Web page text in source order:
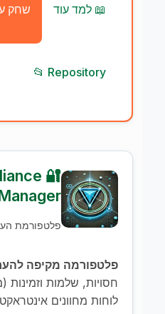
📖 למד עוד 🎮 שחק
📂 Repository
פלטפורמת
פלטפורמה מקיפה
לוחות מחוונים